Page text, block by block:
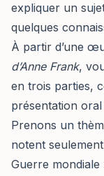
expliquer un
quelques
À partir d’une
d’Anne Frank,
en trois parties,
présentation
Prenons un
notent
Guerre mondiale